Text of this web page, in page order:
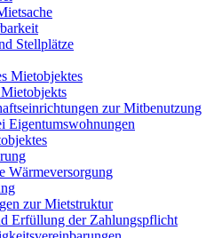
Stellplätze
Mietobjektes
zur Mitbenutzung
Eigentumswohnungen
Wärmeversorgung
zur Mietstruktur
Erfüllung der Zahlungspflicht